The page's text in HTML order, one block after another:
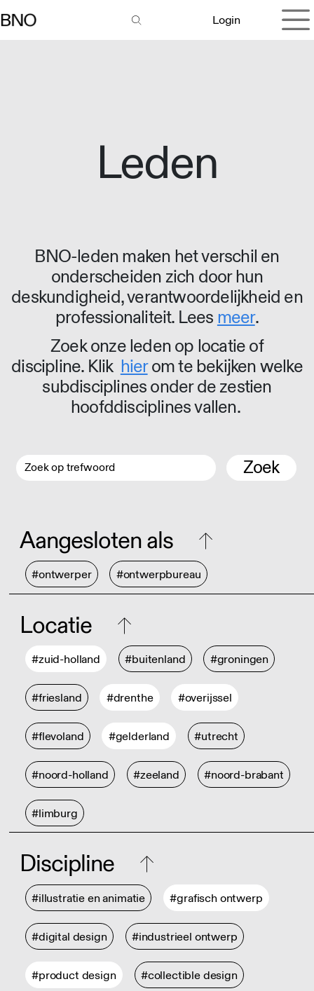
Login
Leden
BNO-leden maken het verschil en
onderscheiden zich door hun
deskundigheid, verantwoordelijkheid en
professionaliteit. Lees meer.
Zoek onze leden op locatie of
discipline. Klik hierom te bekijken welke
subdisciplines onder de zestien
hoofddisciplines vallen.
Zoek
Aangesloten als
#ontwerper #ontwerpbureau
Locatie
#zuid-holland #buitenland #groningen
#friesland #drenthe #overijssel
#flevoland #gelderland #utrecht
#noord-holland #zeeland #noord-brabant
#limburg
Discipline
#illustratie en animatie #grafisch ontwerp
#digital design #industrieel ontwerp
#product design #collectible design